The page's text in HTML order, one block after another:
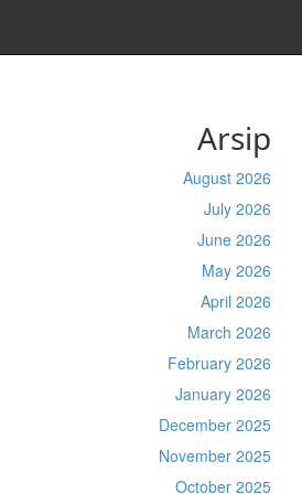
Arsip
August 2026
July 2026
June 2026
May 2026
April 2026
March 2026
February 2026
January 2026
December 2025
November 2025
October 2025